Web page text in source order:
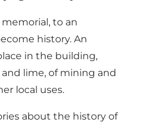
to an
history. An
in the building,
lime, of mining and
local uses.
about the history of